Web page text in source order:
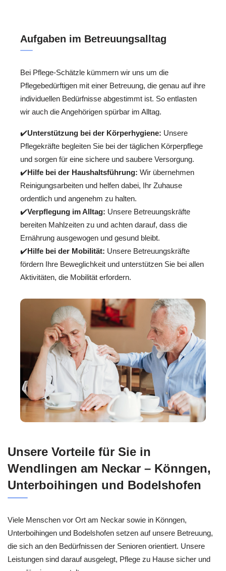
Aufgaben im Betreuungsalltag
Bei Pflege-Schätzle kümmern wir uns um die
Pflegebedürftigen mit einer Betreuung, die genau auf ihre
individuellen Bedürfnisse abgestimmt ist. So entlasten
wir auch die Angehörigen spürbar im Alltag.
✔️Unterstützung bei der Körperhygiene: Unsere
Pflegekräfte begleiten Sie bei der täglichen Körperpflege
und sorgen für eine sichere und saubere Versorgung.
✔️Hilfe bei der Haushaltsführung: Wir übernehmen
Reinigungsarbeiten und helfen dabei, Ihr Zuhause
ordentlich und angenehm zu halten.
✔️Verpflegung im Alltag: Unsere Betreuungskräfte
bereiten Mahlzeiten zu und achten darauf, dass die
Ernährung ausgewogen und gesund bleibt.
✔️Hilfe bei der Mobilität: Unsere Betreuungskräfte
fördern Ihre Beweglichkeit und unterstützen Sie bei allen
Aktivitäten, die Mobilität erfordern.
Unsere Vorteile für Sie in
Wendlingen am Neckar – Könngen,
Unterboihingen und Bodelshofen
Viele Menschen vor Ort am Neckar sowie in Könngen,
Unterboihingen und Bodelshofen setzen auf unsere Betreuung,
die sich an den Bedürfnissen der Senioren orientiert. Unsere
Leistungen sind darauf ausgelegt, Pflege zu Hause sicher und